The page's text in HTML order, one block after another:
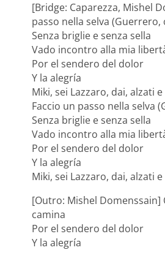
[Bridge: Caparezza, Mishel
passo nella selva (Guerrero,
Senza briglie e senza sella
Vado incontro alla mia
Por el sendero del dolor
Y la alegría
Miki, sei Lazzaro, dai, alzati e
Faccio un passo nella selva
Senza briglie e senza sella
Vado incontro alla mia
Por el sendero del dolor
Y la alegría
Miki, sei Lazzaro, dai, alzati e
[Outro: Mishel Domenssain]
camina
Por el sendero del dolor
Y la alegría